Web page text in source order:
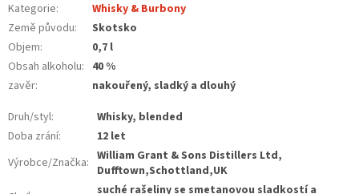
Kategorie:
Whisky & Burbony
Země původu:
Skotsko
Objem:
0,7 l
Obsah alkoholu: 40 %
zavěr:
nakouřený, sladký a dlouhý
Druh/styl:
Whisky, blended
Doba zrání:
12 let
Výrobce/Značka: William Grant & Sons Distillers Ltd,
Dufftown,Schottland,UK
suché rašeliny se smetanovou sladkostí a